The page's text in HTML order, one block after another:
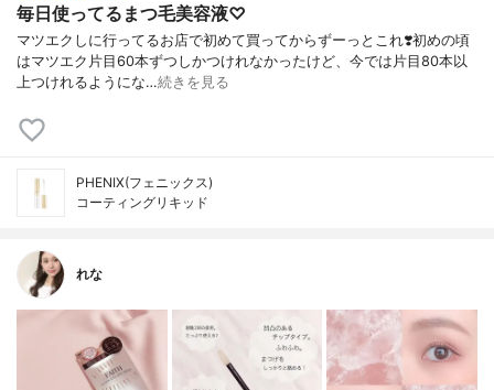
毎日使ってるまつ毛美容液♡
マツエクしに行ってるお店で初めて買ってからずーっとこれ❣️初めの頃
はマツエク片目60本ずつしかつけれなかったけど、今では片目80本以
上つけれるようにな…続きを見る
PHENIX(フェニックス)
コーティングリキッド
れな